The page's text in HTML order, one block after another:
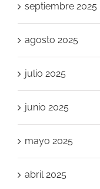
septiembre 2025
agosto 2025
julio 2025
junio 2025
mayo 2025
abril 2025